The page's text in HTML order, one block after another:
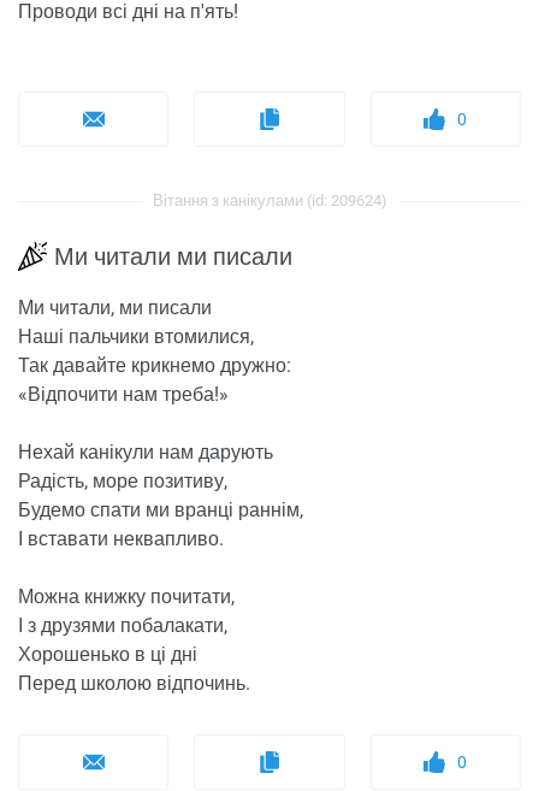
Проводи всі дні на п'ять!
0
Вітання з канікулами (id: 209624)
Ми читали ми писали
Ми читали, ми писали
Наші пальчики втомилися,
Так давайте крикнемо дружно:
«Відпочити нам треба!»
Нехай канікули нам дарують
Радість, море позитиву,
Будемо спати ми вранці раннім,
І вставати неквапливо.
Можна книжку почитати,
І з друзями побалакати,
Хорошенько в ці дні
Перед школою відпочинь.
0